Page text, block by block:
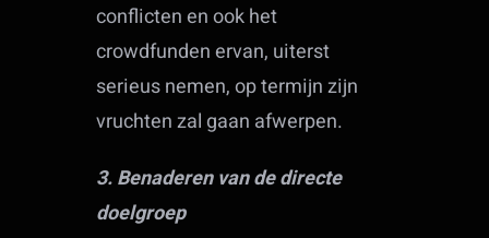
conflicten en ook het
crowdfunden ervan, uiterst
serieus nemen, op termijn zijn
vruchten zal gaan afwerpen.
3. Benaderen van de directe
doelgroep